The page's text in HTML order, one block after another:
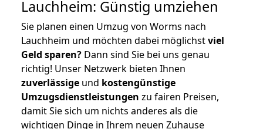
Lauchheim: Günstig umziehen
Sie planen einen Umzug von Worms nach
Lauchheim und möchten dabei möglichstviel
Geld sparen? Dann sind Sie bei uns genau
richtig! Unser Netzwerk bieten Ihnen
zuverlässige und kostengünstige
Umzugsdienstleistungen zu fairen Preisen,
damit Sie sich um nichts anderes als die
wichtigen Dinge in Ihrem neuen Zuhause